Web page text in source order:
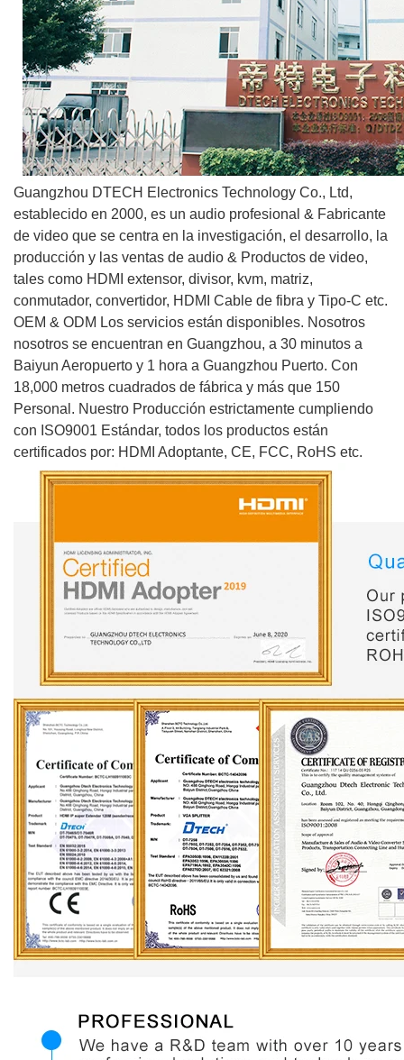
Guangzhou DTECH Electronics Technology Co., Ltd,
establecido en 2000, es un audio profesional & Fabricante
de video que se centra en la investigación, el desarrollo, la
producción y las ventas de audio & Productos de video,
tales como HDMI extensor, divisor, kvm, matriz,
conmutador, convertidor, HDMI Cable de fibra y Tipo-C etc.
OEM & ODM Los servicios están disponibles. Nosotros
nosotros se encuentran en Guangzhou, a 30 minutos a
Baiyun Aeropuerto y 1 hora a Guangzhou Puerto. Con
18,000 metros cuadrados de fábrica y más que 150
Personal. Nuestro Producción estrictamente cumpliendo
con ISO9001 Estándar, todos los productos están
certificados por: HDMI Adoptante, CE, FCC, RoHS etc.